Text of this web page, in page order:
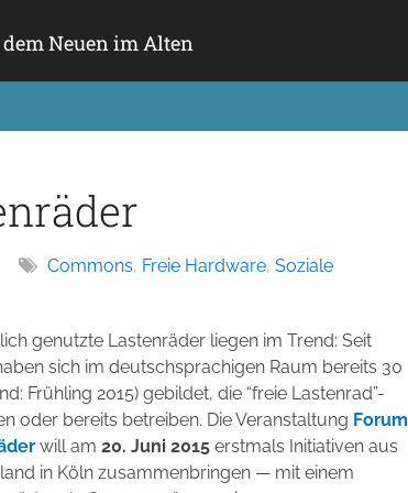
Neuen im Alten
Commons, Freie Hardware, Soziale
genutzte Lastenräder liegen im Trend: Seit
sich im deutschsprachigen Raum bereits 30
Frühling 2015) gebildet, die “freie Lastenrad”-
oder bereits betreiben. Die Veranstaltung Forum
will am20. Juni 2015 erstmals Initiativen aus
in Köln zusammenbringen — mit einem